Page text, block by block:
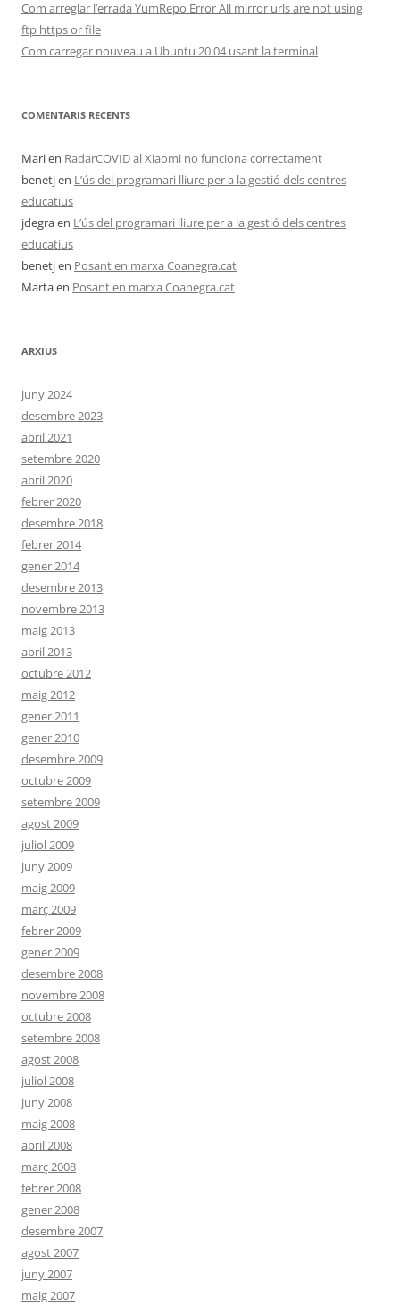
Com arreglar l’errada YumRepo Error All mirror urls are not using
ftp https or file
Com carregar nouveau a Ubuntu 20.04 usant la terminal
COMENTARIS RECENTS
Marien RadarCOVID al Xiaomi no funciona correctament
benetjen L’ús del programari lliure per a la gestió dels centres
educatius
jdegraen L’ús del programari lliure per a la gestió dels centres
educatius
benetjen Posant en marxa Coanegra.cat
Martaen Posant en marxa Coanegra.cat
ARXIUS
juny 2024
desembre 2023
abril 2021
setembre 2020
abril 2020
febrer 2020
desembre 2018
febrer 2014
gener 2014
desembre 2013
novembre 2013
maig 2013
abril 2013
octubre 2012
maig 2012
gener 2011
gener 2010
desembre 2009
octubre 2009
setembre 2009
agost 2009
juliol 2009
juny 2009
maig 2009
març 2009
febrer 2009
gener 2009
desembre 2008
novembre 2008
octubre 2008
setembre 2008
agost 2008
juliol 2008
juny 2008
maig 2008
abril 2008
març 2008
febrer 2008
gener 2008
desembre 2007
agost 2007
juny 2007
maig 2007